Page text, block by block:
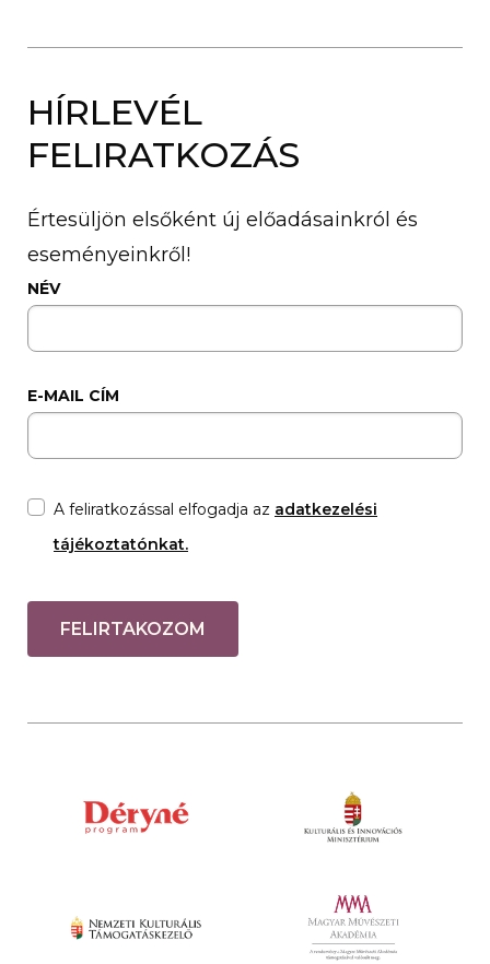
HÍRLEVÉL
FELIRATKOZÁS
Értesüljön elsőként új előadásainkról és
eseményeinkről!
NÉV
E-MAIL CÍM
A feliratkozással elfogadja az adatkezelési
tájékoztatónkat.
FELIRTAKOZOM